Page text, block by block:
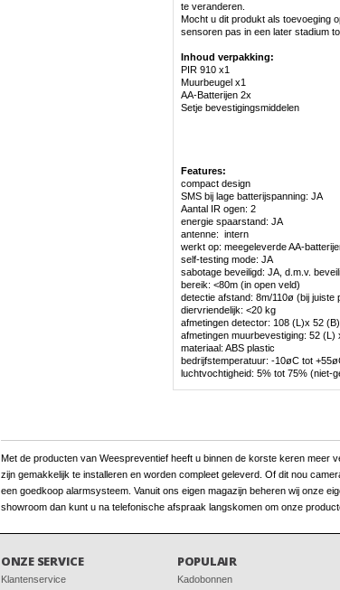
te veranderen.
Mocht u dit produkt als toevoeging
sensoren pas in een later stadium
Inhoud verpakking:
PIR 910 x1
Muurbeugel x1
AA-Batterijen 2x
Setje bevestigingsmiddelen
Features:
compact design
SMS bij lage batterijspanning: JA
Aantal IR ogen: 2
energie spaarstand: JA
antenne: intern
werkt op: meegeleverde AA-
self-testing mode: JA
sabotage beveiligd: JA, d.m.v.
bereik: <80m (in open veld)
detectie afstand: 8m/110ø (bij juiste
diervriendelijk: <20 kg
afmetingen detector: 108 (L)x 52
afmetingen muurbevestiging: 52
materiaal: ABS plastic
bedrijfstemperatuur: -10øC tot
luchtvochtigheid: 5% tot 75%
Met de producten van Weespreventief heeft u binnen de korste keren meer
zijn gemakkelijk te installeren en worden compleet geleverd. Of dit nou
een goedkoop alarmsysteem. Vanuit ons eigen magazijn beheren wij onze
showroom dan kunt u na telefonische afspraak langskomen om onze
ONZE SERVICE
Klantenservice
POPULAIR
Kadobonnen